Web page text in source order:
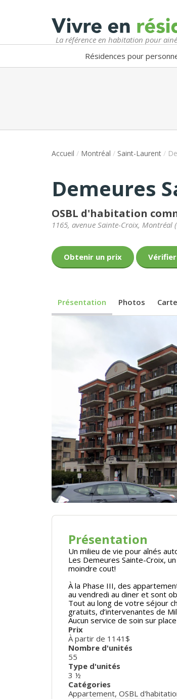
La référence en habitation pour
Résidences pour
Accueil / Montréal / Saint-Laurent /
Demeures
OSBL d'habitation
1165, avenue Sainte-Croix, Montréal (
Obtenir un prix
Présentation Photos Carte
Présentation
Un milieu de vie pour aînés
Les Demeures Sainte-Croix,
moindre cout!
À la Phase III, des
au vendredi au diner et sont
Tout au long de votre séjour
gratuits, d’intervenantes de
Aucun service de soin sur
Prix
À partir de 1141$
Nombre d'unités
55
Type d'unités
3 ½
Catégories
Appartement, OSBL